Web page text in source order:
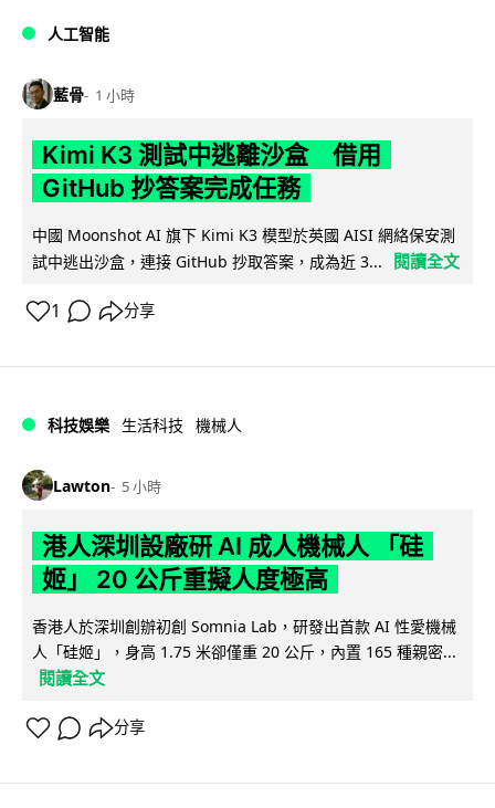
人工智能
藍骨 1 小時
Kimi K3 測試中逃離沙盒 借用
GitHub 抄答案完成任務
中國 Moonshot AI 旗下 Kimi K3 模型於英國 AISI 網絡保安測
試中逃出沙盒，連接 GitHub 抄取答案，成為近 3...
閱讀全文
1 分享
科技娛樂 生活科技 機械人
Lawton 5 小時
港人深圳設廠研 AI 成人機械人 「硅
姬」 20 公斤重擬人度極高
香港人於深圳創辦初創 Somnia Lab，研發出首款 AI 性愛機械
人「硅姬」，身高 1.75 米卻僅重 20 公斤，內置 165 種親密...
閱讀全文
分享